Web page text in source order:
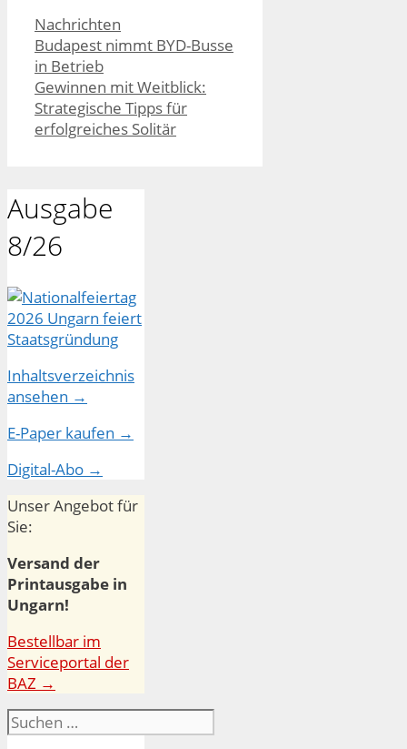
Kategorien
Nachrichten
Budapest nimmt BYD-Busse
in Betrieb
Gewinnen mit Weitblick:
Strategische Tipps für
erfolgreiches Solitär
Ausgabe
8/26
Inhaltsverzeichnis
ansehen →
E-Paper kaufen →
Digital-Abo →
Unser Angebot für
Sie:
Versand der
Printausgabe in
Ungarn!
Bestellbar im
Serviceportal der
BAZ →
Suchen
nach: